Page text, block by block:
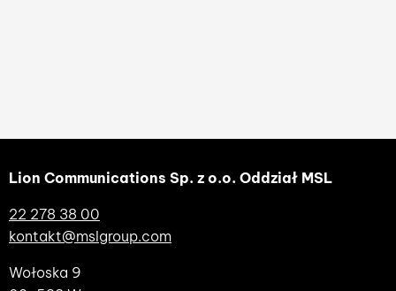
Lion Communications Sp. z o.o. Oddział MSL
22 278 38 00
kontakt@mslgroup.com
Wołoska 9